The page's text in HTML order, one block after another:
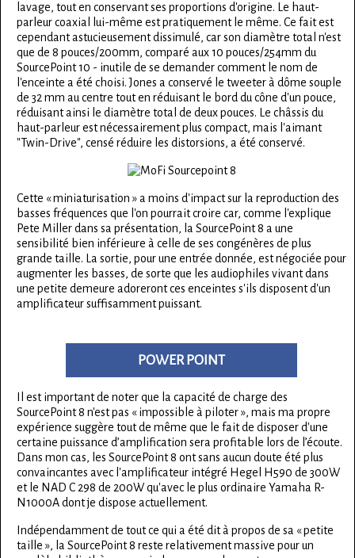
lavage, tout en conservant ses proportions d'origine. Le haut-
parleur coaxial lui-même est pratiquement le même. Ce fait est
cependant astucieusement dissimulé, car son diamètre total n'est
que de 8 pouces/200mm, comparé aux 10 pouces/254mm du
SourcePoint 10 - inutile de se demander comment le nom de
l'enceinte a été choisi. Jones a conservé le tweeter à dôme souple
de 32 mm au centre tout en réduisant le bord du cône d'un pouce,
réduisant ainsi le diamètre total de deux pouces. Le châssis du
haut-parleur est nécessairement plus compact, mais l'aimant
"Twin-Drive", censé réduire les distorsions, a été conservé.
Cette « miniaturisation » a moins d'impact sur la reproduction des
basses fréquences que l'on pourrait croire car, comme l'explique
Pete Miller dans sa présentation, la SourcePoint 8 a une
sensibilité bien inférieure à celle de ses congénères de plus
grande taille. La sortie, pour une entrée donnée, est négociée pour
augmenter les basses, de sorte que les audiophiles vivant dans
une petite demeure adoreront ces enceintes s'ils disposent d'un
amplificateur suffisamment puissant.
POWER POINT
Il est important de noter que la capacité de charge des
SourcePoint 8 n'est pas « impossible à piloter », mais ma propre
expérience suggère tout de même que le fait de disposer d'une
certaine puissance d’amplification sera profitable lors de l’écoute.
Dans mon cas, les SourcePoint 8 ont sans aucun doute été plus
convaincantes avec l'amplificateur intégré Hegel H590 de 300W
et le NAD C 298 de 200W qu'avec le plus ordinaire Yamaha R-
N1000A dont je dispose actuellement.
Indépendamment de tout ce qui a été dit à propos de sa « petite
taille », la SourcePoint 8 reste relativement massive pour un